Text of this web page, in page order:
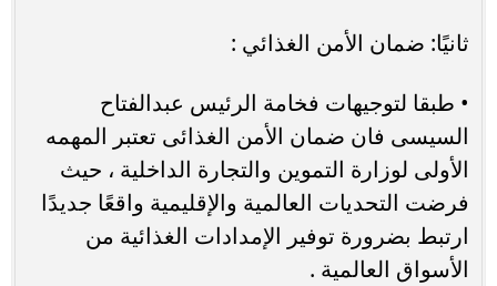
ثانيًا: ضمان الأمن الغذائي :
• طبقا لتوجيهات فخامة الرئيس عبدالفتاح
السيسى فان ضمان الأمن الغذائى تعتبر المهمه
الأولى لوزارة التموين والتجارة الداخلية ، حيث
فرضت التحديات العالمية والإقليمية واقعًا جديدًا
ارتبط بضرورة توفير الإمدادات الغذائية من
الأسواق العالمية .